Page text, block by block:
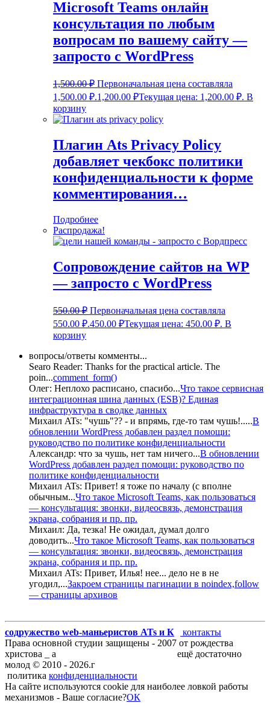
Microsoft Teams онлайн
консультация по любым
вопросам по вашему сайту —
запросто с WordPress
1,500.00₽ Первоначальная цена составляла
1,500.00 ₽.1,200.00 ₽Текущая цена: 1,200.00 ₽. В
корзину
Плагин Ats Privacy Policy
добавляет чекбокс политики
конфиденциальности к форме
комментирования…
Подробнее
Распродажа!
Сопровождение сайтов на WP
— запросто с WordPress
550.00₽ Первоначальная цена составляла
550.00 ₽.450.00 ₽Текущая цена: 450.00 ₽. В
корзину
вопросы/ответы комменты...
Searo Reader: Thanks for the practical article. The
poin...comment_form()
Олег: Неплохо расписано, спасибо...Что такое сервисная
интеграционная шина данных (ESB)? Единая
инфраструктура в сводке данных
Михаил ATs: "чушь"?? - и впрямь, где-то там чушь!.....В
обновлении WordPress добавлен раздел помощи:
руководство по политике конфиденциальности
Александр: что за чушь, нет там ничего...В обновлении
WordPress добавлен раздел помощи: руководство по
политике конфиденциальности
Михаил ATs: Привет! я тоже по началу (с вполне
обычным...Что такое Microsoft Teams, как пользоваться
— консультация: звонки, видеосвязь, демонстрация
экрана, собрания и пр. пр.
Михаил: Да, тезка! Не ожидал, думал долго
доводить...Что такое Microsoft Teams, как пользоваться
— консультация: звонки, видеосвязь, демонстрация
экрана, собрания и пр. пр.
Михаил ATs: Привет, Илья! нее... дело не в не
угодил,...Закроем страницы пагинации в noindex,follow
— страницы архивов
содружество web-маньеристов ATs и К
контакты
Права основной студии защищены - 2007 от рождества
христова _ а
ещё достаточно
молод © 2010 - 2026.г
политика конфиденциальности
На сайте используются cookie для наиболее ловкой работы
механизмов - Ваше согласие?ОК